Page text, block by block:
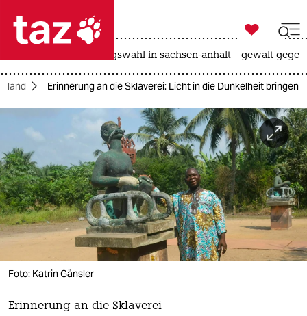
 taz zahl ich
taz zahl ich
themen
politik
öko
gesellschaft
sport
berlin

taz zahl ich
landtagswahl in sachsen-anhalt gewalt
Erinnerung an die Sklaverei: Licht in die Dunkelheit bringen
Foto: Katrin Gänsler
Erinnerung an die Sklaverei